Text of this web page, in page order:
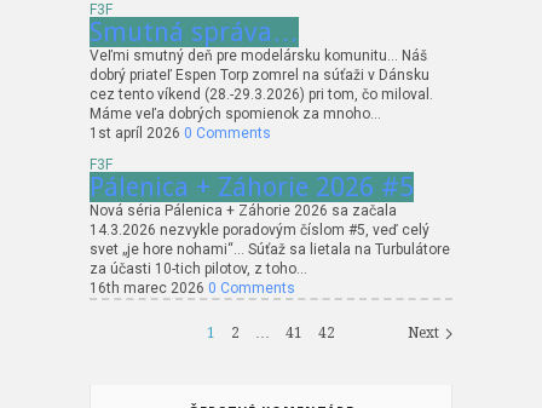
F3F
Smutná správa…
Veľmi smutný deň pre modelársku komunitu… Náš
dobrý priateľ Espen Torp zomrel na súťaži v Dánsku
cez tento víkend (28.-29.3.2026) pri tom, čo miloval.
Máme veľa dobrých spomienok za mnoho…
1st apríl 2026 0 Comments
F3F
Pálenica + Záhorie 2026 #5
Nová séria Pálenica + Záhorie 2026 sa začala
14.3.2026 nezvykle poradovým číslom #5, veď celý
svet „je hore nohami“… Súťaž sa lietala na Turbulátore
za účasti 10-tich pilotov, z toho…
16th marec 2026 0 Comments
Next
1 2 … 41 42